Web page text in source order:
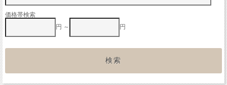
価格帯検索
円 ～
円